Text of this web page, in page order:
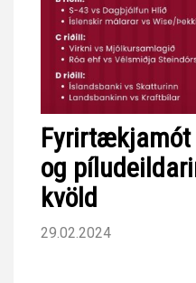
og
kvöld
29.02.2024